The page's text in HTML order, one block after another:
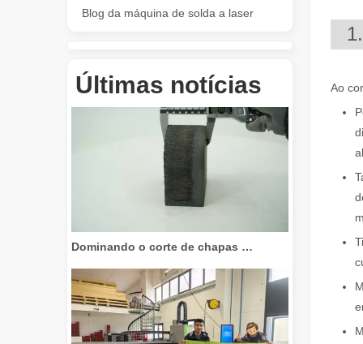
Blog da máquina de solda a laser
Últimas notícias
Dominando o corte de chapas grossas: como as máquinas de corte a laser de fibra revolucionam a fabricação
Ao